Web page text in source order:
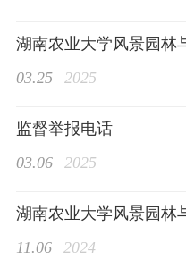
03.25
2025
监督举报电话
03.06
2025
11.06
2024